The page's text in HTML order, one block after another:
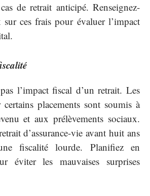
de retrait anticipé. Renseignez-
sur ces frais pour évaluer l’impact
l’impact fiscal d’un retrait. Les
certains placements sont soumis à
et aux prélèvements sociaux.
d’assurance-vie avant huit ans
fiscalité lourde. Planifiez en
éviter les mauvaises surprises